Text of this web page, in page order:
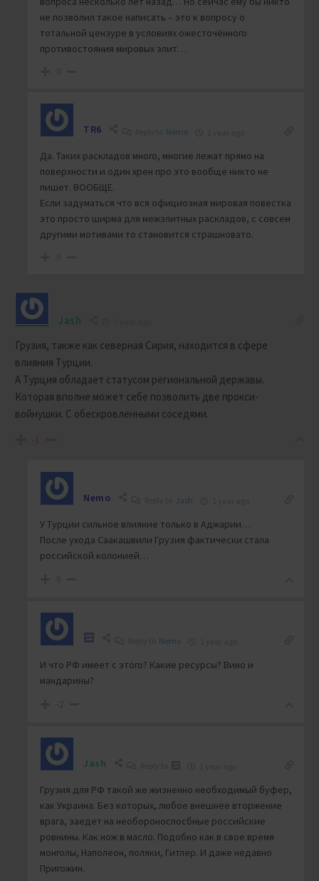
не позволил такое написать – это к вопросу о
тотальной цензуре в условиях ожесточённого
противостояния мировых элит…
TR6 Nemo
Да. Таких раскладов много, многие лежат прямо на
поверхности и один хрен про это вообще никто не
пишет. ВООБЩЕ.
Если задуматься что вся официозная мировая повестка
это просто ширма для межэлитных раскладов, с совсем
другими мотивами то становится страшновато.
Jash
Грузия, также как северная Сирия, находится в сфере
влияния Турции.
А Турция обладает статусом региональной державы.
Которая вполне может себе позволить две прокси-
войнушки. С обескровленными соседями.
-1
Nemo Jash
У Турции сильное влияние только в Аджарии…
После ухода Саакашвили Грузия фактически стала
российской колонией…
Nemo
И что РФ имеет с этого? Какие ресурсы? Вино и
мандарины?
-2
Jash
Грузия для РФ такой же жизненно необходимый буфер,
как Украина. Без которых, любое внешнее вторжение
врага, заедет на необороноспосбные российские
ровнины. Как нож в масло. Подобно как в свое время
монголы, Наполеон, поляки, Гитлер. И даже недавно
Пригожин.